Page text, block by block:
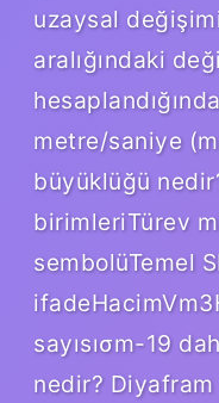
uzaysal
aralığındaki
metre/saniye
büyüklüğü
birimleriTürev
sembolüTemel
sayısıσm-19
nedir? Diyafram